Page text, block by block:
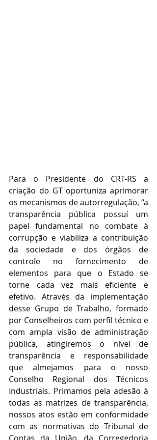
Para o Presidente do CRT-RS a
criação do GT oportuniza aprimorar
os mecanismos de autorregulação, “a
transparência pública possuí um
papel fundamental no combate à
corrupção e viabiliza a contribuição
da sociedade e dos órgãos de
controle no fornecimento de
elementos para que o Estado se
torne cada vez mais eficiente e
efetivo. Através da implementação
desse Grupo de Trabalho, formado
por Conselheiros com perfil técnico e
com ampla visão de administração
pública, atingiremos o nível de
transparência e responsabilidade
que almejamos para o nosso
Conselho Regional dos Técnicos
Industriais. Primamos pela adesão à
todas as matrizes de transparência,
nossos atos estão em conformidade
com as normativas do Tribunal de